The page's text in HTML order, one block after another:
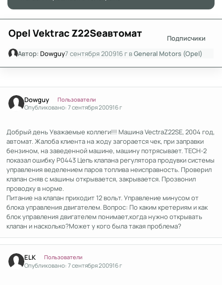
Opel Vektrac Z22Seавтомат
Подписчики
Автор: Dowguy7 сентября 200916 г вGeneral Motors (Opel)
Dowguy Пользователи
Опубликовано:7 сентября 200916 г
Добрый день Уважаемые коллеги!!! Машина VectraZ22SE, 2004 год,
автомат. Жалоба клиента на жоду загорается чек, при заправки
бензином, на заведенной машине, машину потрясывает. TECH-2
показал ошибку Р0443 Цепь клапана регулятора продувки системы
управления веделением паров топлива неисправность. Проверил
клапан сняв с машины открывается, закрывается. Прозвонил
проводку в норме.
Питание на клапан приходит 12 вольт. Управление минусом от
блока управления двигателем. Вопрос: По каким кретериям и как
блок управления двигателем понимает,когда нужно открывать
клапан и насколько?Может у кого была такая проблема?
ELK Пользователи
Опубликовано:7 сентября 200916 г